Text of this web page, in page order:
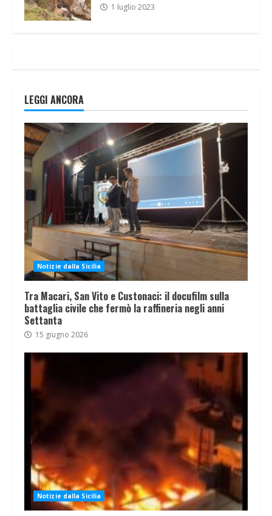
1 luglio 2023
LEGGI ANCORA
Notizie dalla Sicilia
Tra Macari, San Vito e Custonaci: il docufilm sulla
battaglia civile che fermò la raffineria negli anni
Settanta
15 giugno 2026
Notizie dalla Sicilia